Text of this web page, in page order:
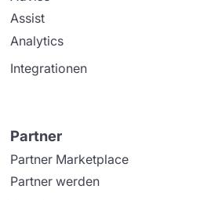
Assist
Analytics
Integrationen
Partner
Partner Marketplace
Partner werden